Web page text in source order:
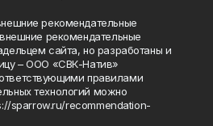
рекомендательные
рекомендательные
сайта, но разработаны и
– ООО «СВК-Натив»
правилами
технологий можно
sparrow.ru/recommendation-